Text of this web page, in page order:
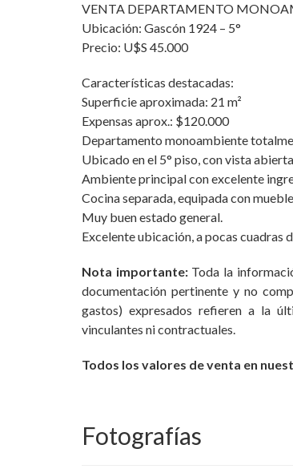
VENTA DEPARTAMENTO
Ubicación: Gascón 1924 – 5°
Precio: U$S 45.000
Características destacadas:
Superficie aproximada: 21 m²
Expensas aprox.: $120.000
Departamento monoambiente
Ubicado en el 5° piso, con vista
Ambiente principal con excelente
Cocina separada, equipada con
Muy buen estado general.
Excelente ubicación, a pocas cuadras
Nota importante:Toda la
documentación pertinente y no
gastos) expresados refieren a la
vinculantes ni contractuales.
Todos los valores de venta en
Fotografías